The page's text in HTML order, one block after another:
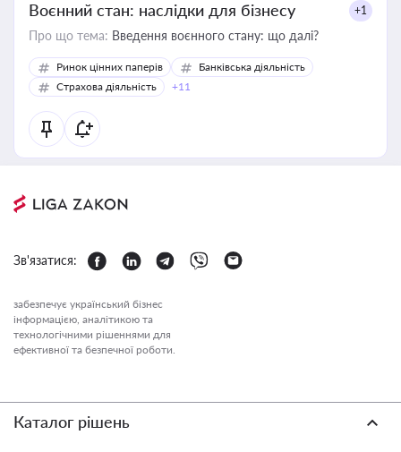
Воєнний стан: наслідки для бізнесу +1
Про що тема: Введення воєнного стану: що далі?
Ринок цінних паперів
Банківська діяльність
Страхова діяльність
+11
Зв'язатися:
забезпечує український бізнес
інформацією, аналітикою та
технологічними рішеннями для
ефективної та безпечної роботи.
Каталог рішень